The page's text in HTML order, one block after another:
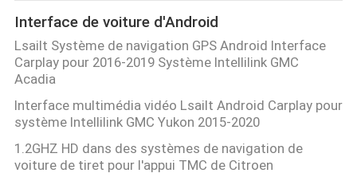
Interface de voiture d'Android
Lsailt Système de navigation GPS Android Interface
Carplay pour 2016-2019 Système Intellilink GMC
Acadia
Interface multimédia vidéo Lsailt Android Carplay pour
système Intellilink GMC Yukon 2015-2020
1.2GHZ HD dans des systèmes de navigation de
voiture de tiret pour l'appui TMC de Citroen